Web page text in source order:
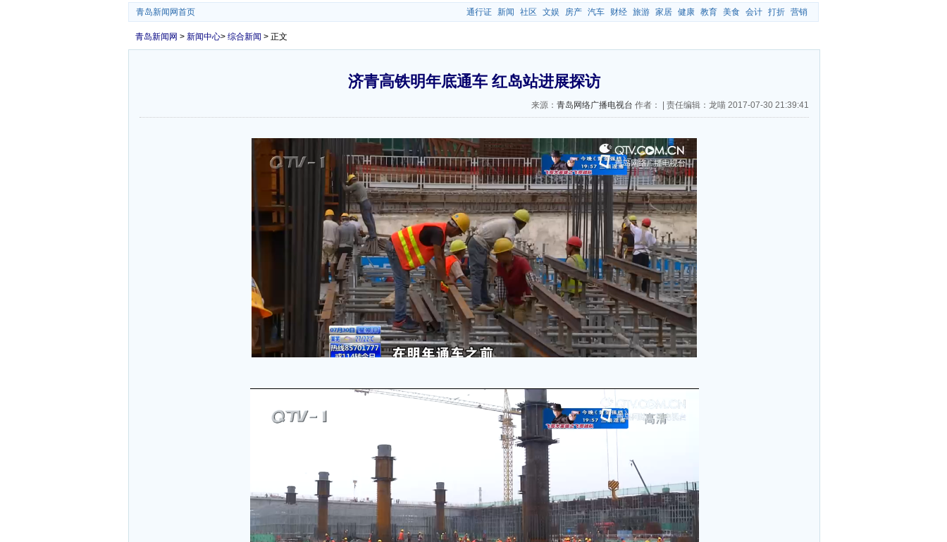
青岛新闻网首页 通行证 新闻 社区 文娱 房产 汽车 财经 旅游 家居 健康 教育 美食 会计 打折 营销
青岛新闻网 > 新闻中心> 综合新闻 > 正文
济青高铁明年底通车 红岛站进展探访
来源： 青岛网络广播电视台 作者： 责任编辑：龙喵 2017-07-30 21:39:41